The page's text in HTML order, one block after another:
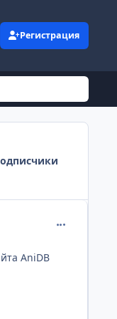
Регистрация
AniDB